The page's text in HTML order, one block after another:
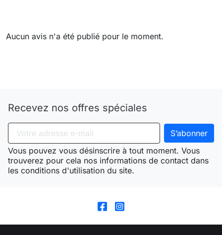
Aucun avis n'a été publié pour le moment.
Recevez nos offres spéciales
Vous pouvez vous désinscrire à tout moment. Vous
trouverez pour cela nos informations de contact dans
les conditions d'utilisation du site.